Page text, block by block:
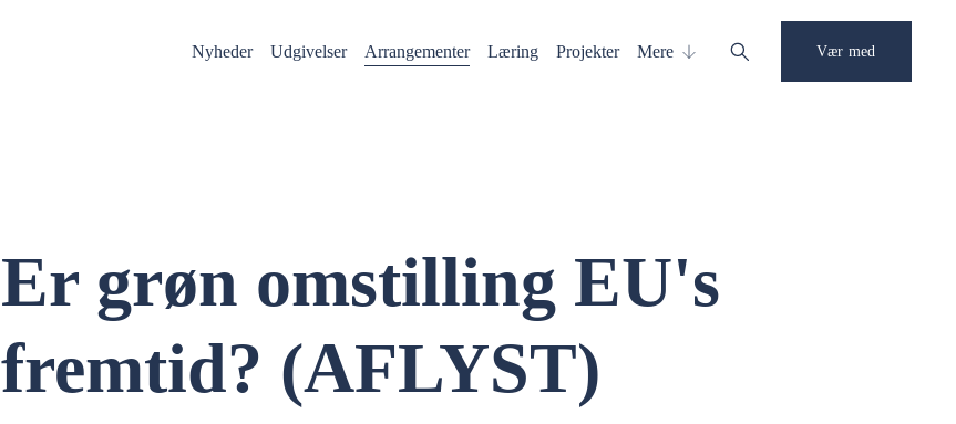
Nyheder Udgivelser Arrangementer Læring Projekter Mere Vær med
Er grøn omstilling EU's
fremtid? (AFLYST)